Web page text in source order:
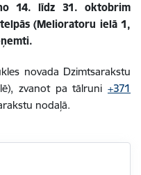
14. līdz 31. oktobrim
(Melioratoru ielā 1,
novada Dzimtsarakstu
zvanot pa tālruni +371
nodaļā.